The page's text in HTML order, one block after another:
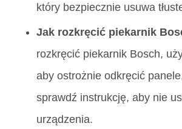
który bezpiecznie usuwa
Jak rozkręcić piekarnik
rozkręcić piekarnik Bosch,
aby ostrożnie odkręcić
sprawdź instrukcję, aby nie
urządzenia.